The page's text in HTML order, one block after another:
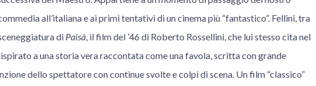
all’italiana e ai primi tentativi di un cinema più “fantastico”. Fellini, tra
di Paisà, il film del ’46 di Roberto Rossellini, che lui stesso cita nel
a una storia vera raccontata come una favola, scritta con grande
dello spettatore con continue svolte e colpi di scena. Un film “classico”